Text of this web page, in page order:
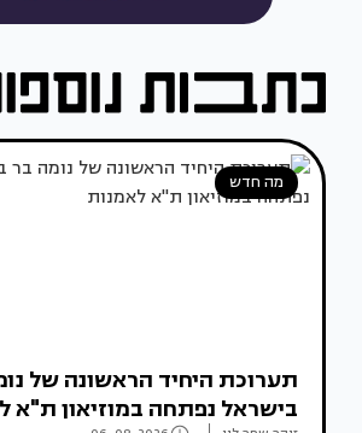
מה חדש
תערוכת היחיד הראשונה של
בישראל נפתחה במוזיאון ת"א